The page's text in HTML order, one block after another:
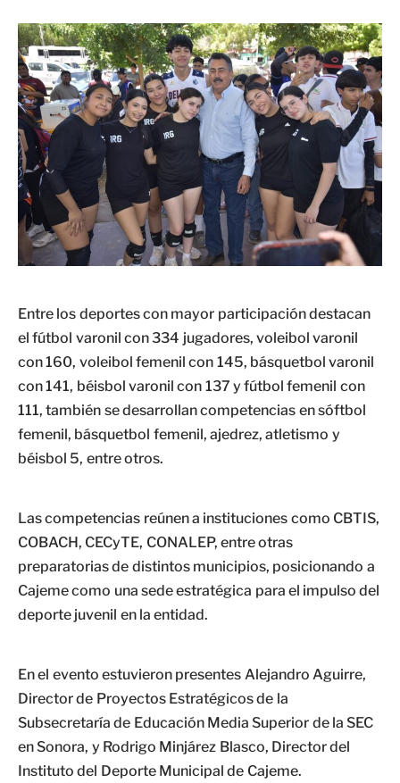
Entre los deportes con mayor participación destacan
el fútbol varonil con 334 jugadores, voleibol varonil
con 160, voleibol femenil con 145, básquetbol varonil
con 141, béisbol varonil con 137 y fútbol femenil con
111, también se desarrollan competencias en sóftbol
femenil, básquetbol femenil, ajedrez, atletismo y
béisbol 5, entre otros.
Las competencias reúnen a instituciones como CBTIS,
COBACH, CECyTE, CONALEP, entre otras
preparatorias de distintos municipios, posicionando a
Cajeme como una sede estratégica para el impulso del
deporte juvenil en la entidad.
En el evento estuvieron presentes Alejandro Aguirre,
Director de Proyectos Estratégicos de la
Subsecretaría de Educación Media Superior de la SEC
en Sonora, y Rodrigo Minjárez Blasco, Director del
Instituto del Deporte Municipal de Cajeme.